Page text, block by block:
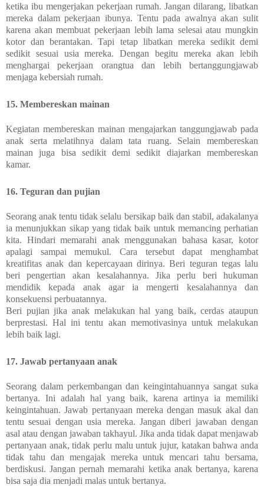
ketika ibu mengerjakan pekerjaan rumah. Jangan dilarang, libatkan
mereka dalam pekerjaan ibunya. Tentu pada awalnya akan sulit
karena akan membuat pekerjaan lebih lama selesai atau mungkin
kotor dan berantakan. Tapi tetap libatkan mereka sedikit demi
sedikit sesuai usia mereka. Dengan begitu mereka akan lebih
menghargai pekerjaan orangtua dan lebih bertanggungjawab
menjaga kebersiah rumah.
15. Membereskan mainan
Kegiatan membereskan mainan mengajarkan tanggungjawab pada
anak serta melatihnya dalam tata ruang. Selain membereskan
mainan juga bisa sedikit demi sedikit diajarkan membereskan
kamar.
16. Teguran dan pujian
Seorang anak tentu tidak selalu bersikap baik dan stabil, adakalanya
ia menunjukkan sikap yang tidak baik untuk memancing perhatian
kita. Hindari memarahi anak menggunakan bahasa kasar, kotor
apalagi sampai memukul. Cara tersebut dapat menghambat
kreatifitas anak dan kepercayaan dirinya. Beri teguran tegas lalu
beri pengertian akan kesalahannya. Jika perlu beri hukuman
mendidik kepada anak agar ia mengerti kesalahannya dan
konsekuensi perbuatannya.
Beri pujian jika anak melakukan hal yang baik, cerdas ataupun
berprestasi. Hal ini tentu akan memotivasinya untuk melakukan
lebih baik lagi.
17. Jawab pertanyaan anak
Seorang dalam perkembangan dan keingintahuannya sangat suka
bertanya. Ini adalah hal yang baik, karena artinya ia memiliki
keingintahuan. Jawab pertanyaan mereka dengan masuk akal dan
tentu sesuai dengan usia mereka. Jangan diberi jawaban dengan
asal atau dengan jawaban takhayul. Jika anda tidak dapat menjawab
pertanyaan anak, tidak perlu malu untuk jujur, katakan bahwa anda
tidak tahu dan mengajak mereka untuk mencari tahu bersama,
berdiskusi. Jangan pernah memarahi ketika anak bertanya, karena
bisa saja dia menjadi malas untuk bertanya.